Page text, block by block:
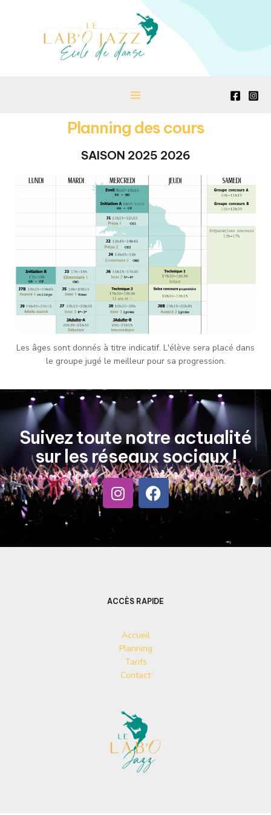
Planning des cours
SAISON 2025 2026
Les âges sont donnés à titre indicatif. L'élève sera placé dans
le groupe jugé le meilleur pour sa progression.
Suivez toute notre actualité
sur les réseaux sociaux !
ACCÈS RAPIDE
Accueil
Planning
Tarifs
Contact